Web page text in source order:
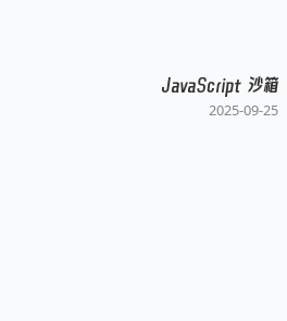
JavaScript 沙箱
2025-09-25